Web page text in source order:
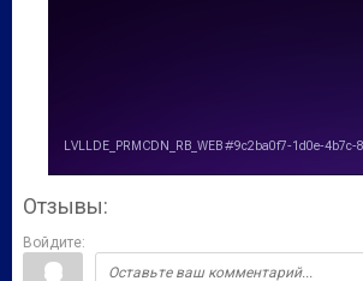
Отзывы:
Войдите: